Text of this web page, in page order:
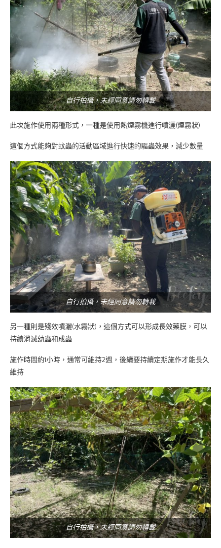
自行拍攝，未經同意請勿轉載
此次施作使用兩種形式，一種是使用熱煙霧機進行噴灑(煙霧狀)
這個方式能夠對蚊蟲的活動區域進行快速的驅蟲效果，減少數量
自行拍攝，未經同意請勿轉載
另一種則是殘效噴灑(水霧狀)，這個方式可以形成長效藥膜，可以
持續消滅幼蟲和成蟲
施作時間約1小時，通常可維持2週，後續要持續定期施作才能長久
維持
自行拍攝，未經同意請勿轉載